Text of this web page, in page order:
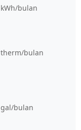
kWh/bulan
therm/bulan
gal/bulan